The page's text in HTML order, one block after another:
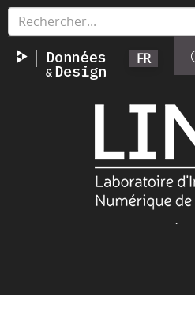
Skip
content
FR
.
Cookies management panel